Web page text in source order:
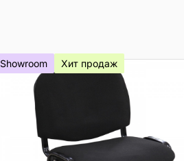
Showroom Хит продаж